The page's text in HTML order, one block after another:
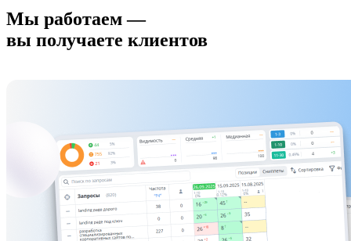
Мы работаем —
вы получаете клиентов